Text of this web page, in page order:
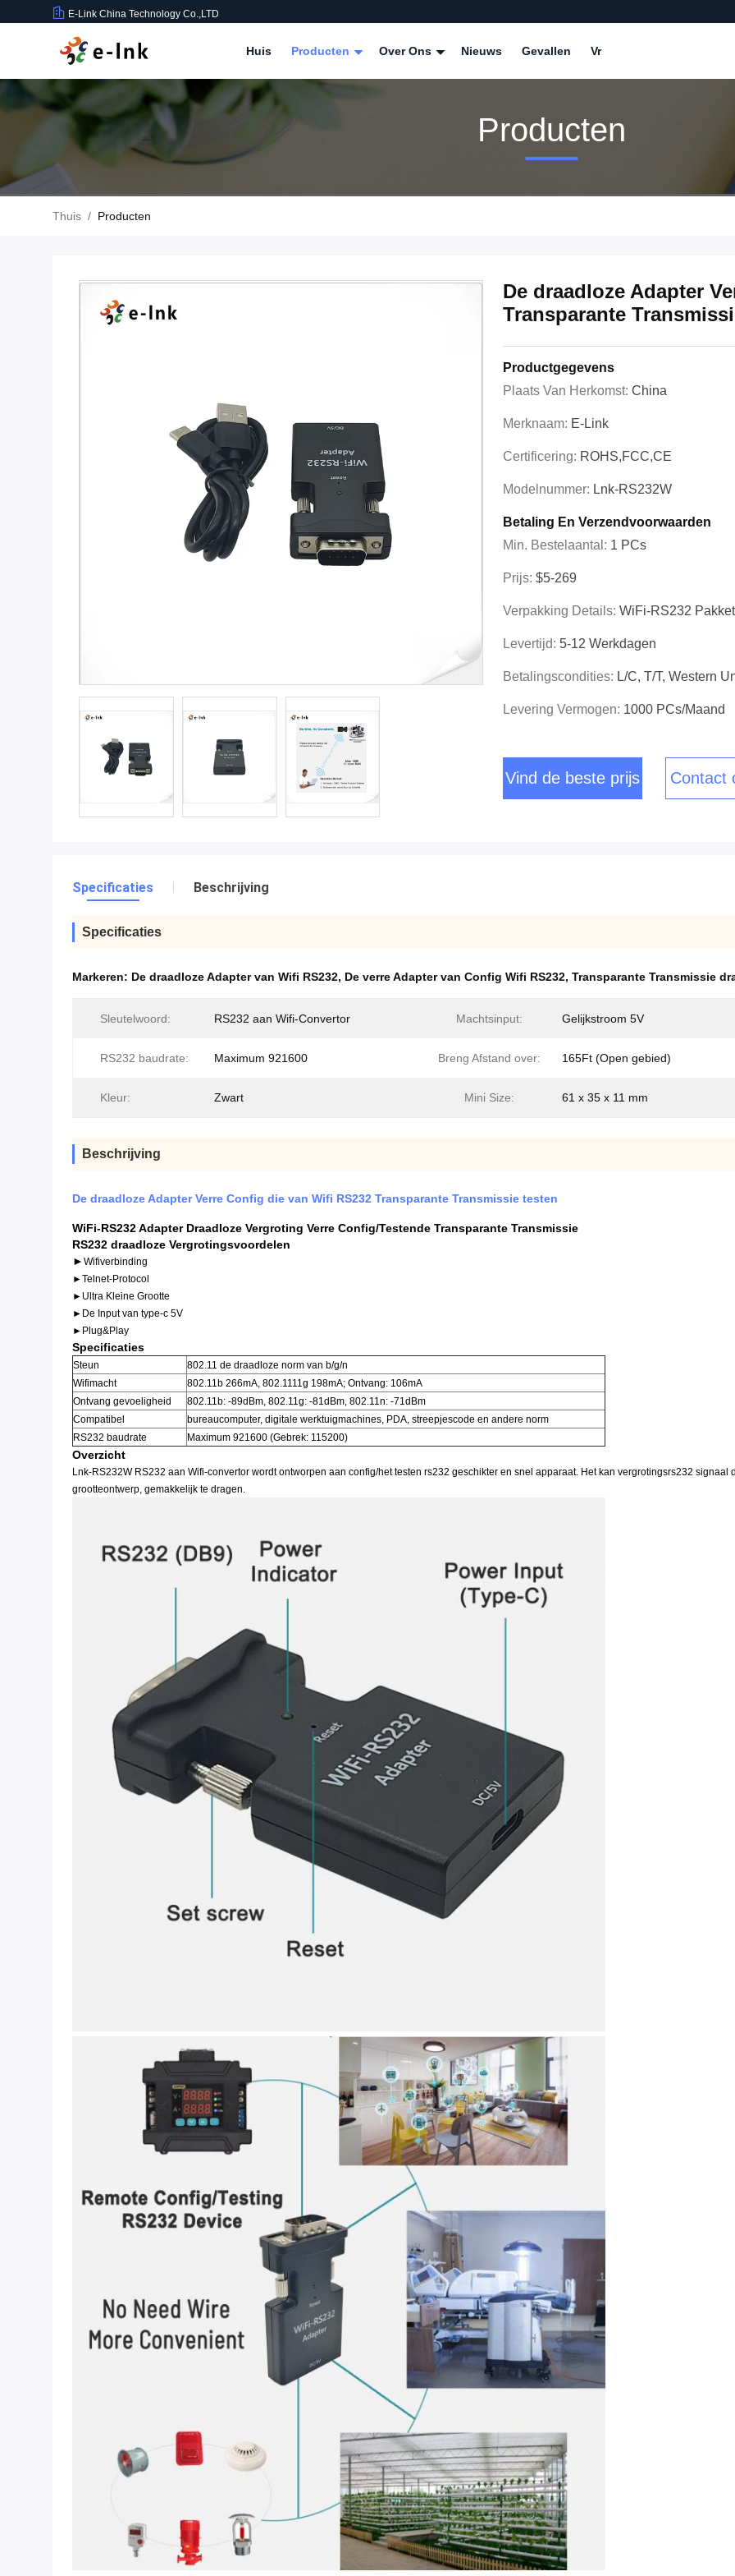
E-Link China Technology Co.,LTD
Huis Producten Over Ons Nieuws Gevallen Vr
Producten
Thuis / Producten
De draadloze Adapter
Transparante
Productgegevens
Plaats Van Herkomst: China
Merknaam: E-Link
Certificering: ROHS,FCC,CE
Modelnummer: Lnk-RS232W
Betaling En Verzendvoorwaarden
Min. Bestelaantal: 1 PCs
Prijs: $5-269
Verpakking Details: WiFi-RS232
Levertijd: 5-12 Werkdagen
Betalingscondities: L/C, T/T, Western
Levering Vermogen: 1000 PCs/maand
Vind de beste prijs Contact
Specificaties Beschrijving
Specificaties
Markeren: De draadloze Adapter van Wifi RS232, De verre Adapter van Config Wifi RS232, Transparante Transmissie
Sleutelwoord: RS232 aan Wifi-Convertor Machtsinput: Gelijkstroom 5V
RS232 baudrate: Maximum 921600 Breng Afstand over: 165Ft (Open gebied)
Kleur: Zwart Mini Size: 61 x 35 x 11 mm
Beschrijving
De draadloze Adapter Verre Config die van Wifi RS232 Transparante Transmissie testen
WiFi-RS232 Adapter Draadloze Vergroting Verre Config/Testende Transparante Transmissie
RS232 draadloze Vergrotingsvoordelen
► Wifiverbinding
►Telnet-Protocol
►Ultra Kleine Grootte
►De Input van type-c 5V
►Plug&Play
Specificaties
Steun
802.11 de draadloze norm van b/g/n
Wifimacht
802.11b 266mA, 802.1111g 198mA; Ontvang: 106mA
Ontvang gevoeligheid
802.11b: -89dBm, 802.11g: -81dBm, 802.11n: -71dBm
Compatibel
bureaucomputer, digitale werktuigmachines, PDA, streepjescode en andere norm
RS232 baudrate
Maximum 921600 (Gebrek: 115200)
Overzicht
Lnk-RS232W RS232 aan Wifi-convertor wordt ontworpen aan config/het testen rs232 geschikter en snel apparaat. Het kan vergrotingsrs232
grootteontwerp, gemakkelijk te dragen.